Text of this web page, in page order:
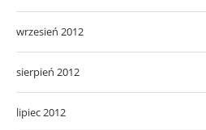
wrzesień 2012
sierpień 2012
lipiec 2012